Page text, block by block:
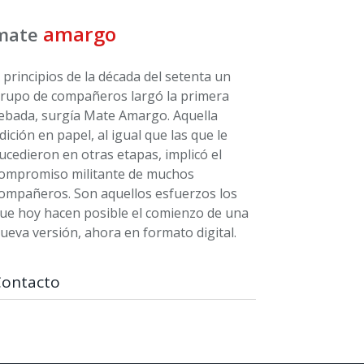
amargo
principios de la década del setenta un
de compañeros largó la primera
surgía Mate Amargo. Aquella
en papel, al igual que las que le
en otras etapas, implicó el
militante de muchos
Son aquellos esfuerzos los
hoy hacen posible el comienzo de una
versión, ahora en formato digital.